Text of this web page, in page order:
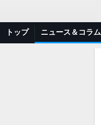
トップ ニュース＆コラム